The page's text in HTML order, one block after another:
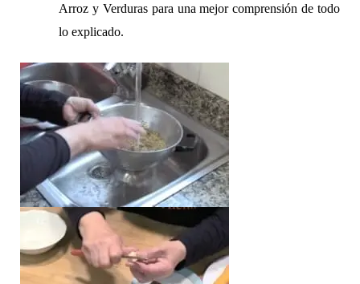
Arroz y Verduras para una mejor comprensión de todo
lo explicado.